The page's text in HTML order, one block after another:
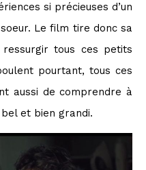
si précieuses d’un
Le film tire donc sa
tous ces petits
pourtant, tous ces
aussi de comprendre à
et bien grandi.